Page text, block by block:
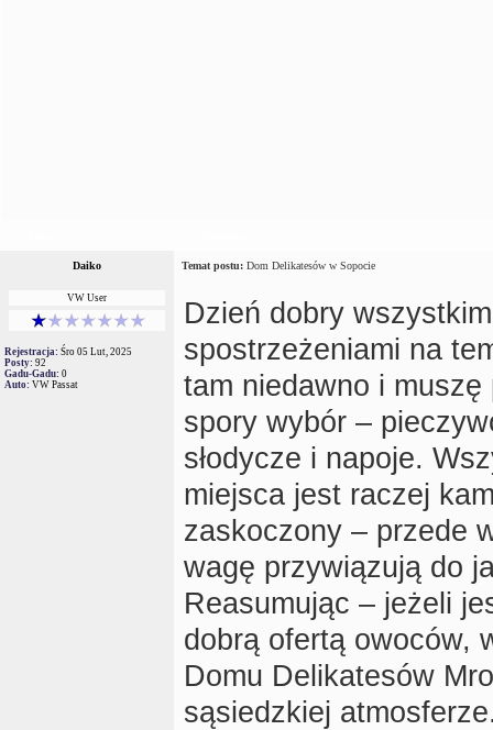
Daiko Temat postu: Dom Delikatesów w Sopocie
VW User
Rejestracja: Śro 05 Lut, 2025
Posty: 92
Gadu-Gadu: 0
Auto: VW Passat
Dzień dobry
spostrzeżeniami na
tam niedawno i
spory wybór –
słodycze i napoje.
miejsca jest raczej
zaskoczony – przede
wagę przywiązują do
Reasumując – jeżeli
dobrą ofertą owoców,
Domu Delikatesów
sąsiedzkiej